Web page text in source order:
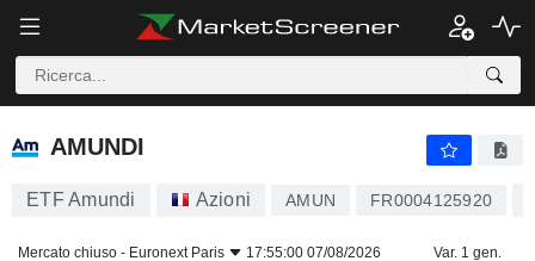
AMUNDI
AMUNDI
ETF Amundi Azioni AMUN FR0004125920
Mercato chiuso - Euronext Paris 17:55:00 07/08/2026 Var. 1 gen.